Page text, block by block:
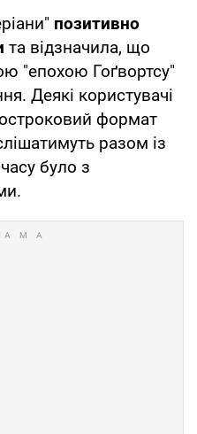
позитивно
та відзначила, що
"епохою Гоґвортсу"
Деякі користувачі
формат
разом із
було з